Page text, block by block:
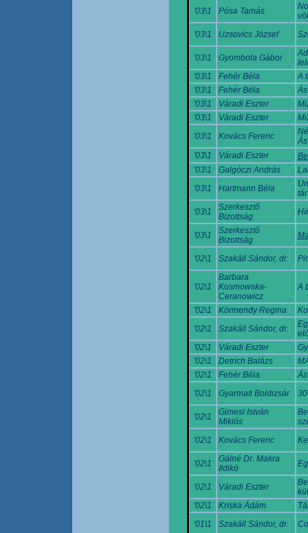
'03\1 Pósa Tamás
'03\1
Uzsovics József
'03\1 Gyombola Gábor
'03\1
Fehér Béla
A
'03\1
Fehér Béla
'03\1
Váradi Eszter
'03\1
Váradi Eszter
'03\1
Kovács Ferenc
'03\1
Váradi Eszter
'03\1
Galgóczi András
'03\1
Hartmann Béla
'03\1
Szerkesztő
Bizottság
'03\1
Szerkesztő
Bizottság
'02\1 Szakáll Sándor, dr.
'02\1
Barbara
Kosmowska-
Ceranowicz
A
'02\1 Körmendy Regina
'02\1
Szakáll Sándor, dr.
'02\1
Váradi Eszter
'02\1
Detrich Balázs
'02\1
Fehér Béla
'02\1
Gyarmati Boldizsár
'02\1
Gimesi István
Miklós
'02\1
Kovács Ferenc
'02\1
Gálné Dr. Makra
Ildikó
'02\1 Váradi Eszter
'02\1
Kriska Ádám
'01\1
Szakáll Sándor, dr.